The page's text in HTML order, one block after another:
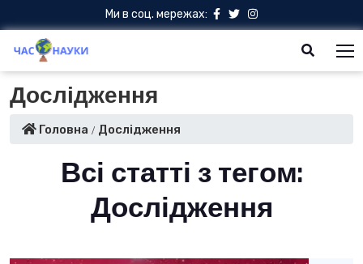
Ми в соц. мережах:
Дослідження
Головна Дослідження
Всі статті з тегом:
Дослідження